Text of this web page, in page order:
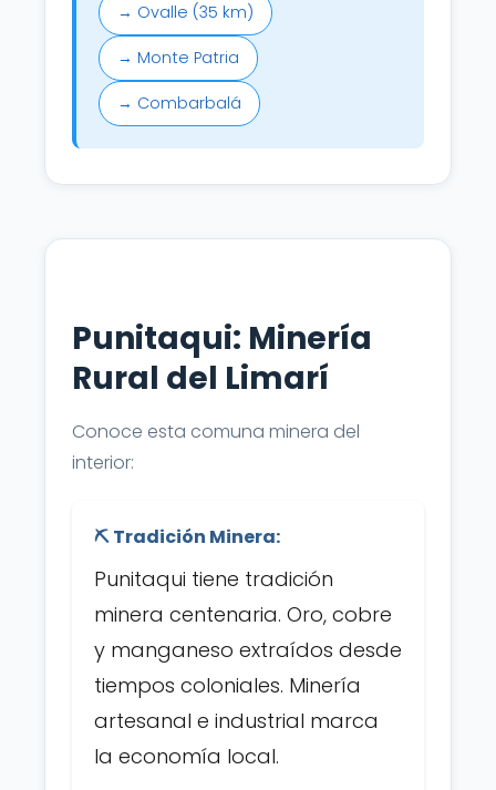
→ Ovalle (35 km)
→ Monte Patria
→ Combarbalá
Punitaqui: Minería
Rural del Limarí
Conoce esta comuna minera del
interior:
⛏️ Tradición Minera:
Punitaqui tiene tradición
minera centenaria. Oro, cobre
y manganeso extraídos desde
tiempos coloniales. Minería
artesanal e industrial marca
la economía local.